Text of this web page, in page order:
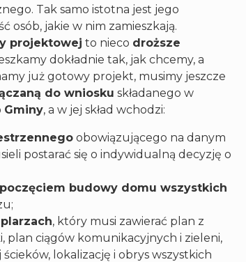
Tak samo istotna jest jego
osób, jakie w nim zamieszkają.
projektowej to nieco droższe
dokładnie tak, jak chcemy, a
już gotowy projekt, musimy jeszcze
do wniosku składanego w
Gminy, a w jej skład wchodzi:
obowiązującego na danym
postarać się o indywidualną decyzję o
budowy domu wszystkich
, który musi zawierać plan z
plan ciągów komunikacyjnych i zieleni,
lokalizację i obrys wszystkich